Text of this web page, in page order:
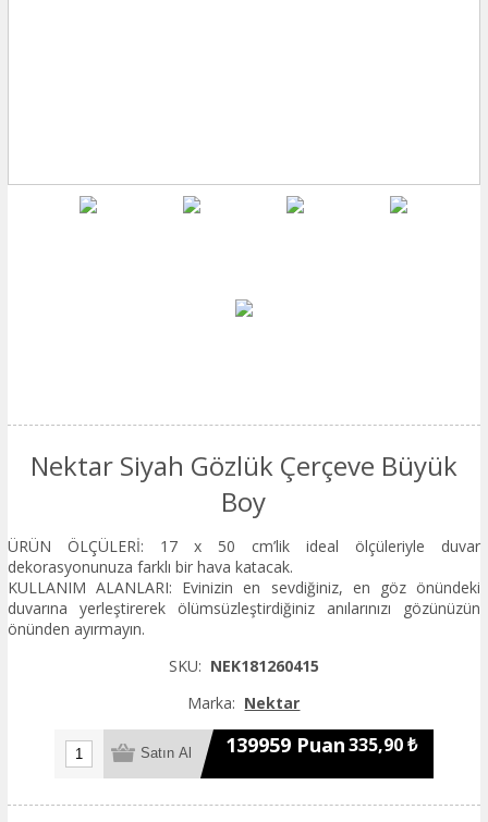
Nektar Siyah Gözlük Çerçeve Büyük
Boy
ÜRÜN ÖLÇÜLERİ: 17 x 50 cm’lik ideal ölçüleriyle duvar
dekorasyonunuza farklı bir hava katacak.
KULLANIM ALANLARI: Evinizin en sevdiğiniz, en göz önündeki
duvarına yerleştirerek ölümsüzleştirdiğiniz anılarınızı gözünüzün
önünden ayırmayın.
SKU: NEK181260415
Marka: Nektar
139959 Puan335,90 ₺